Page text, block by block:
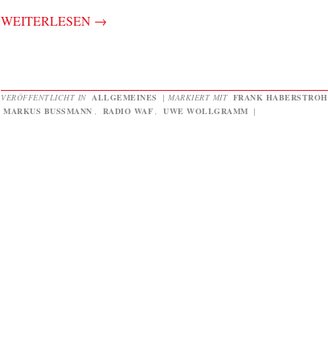
WEITERLESEN →
VERÖFFENTLICHT IN ALLGEMEINES | MARKIERT MIT FRANK HABERSTROH
MARKUS BUSSMANN
, RADIO WAF , UWE WOLLGRAMM |